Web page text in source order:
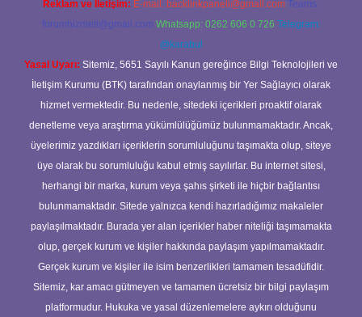
Reklam ve İletişim: E-mail: backlinkpaneli@gmail.com Teams:
forumhizmeti@gmail.com Whatsapp: 0262 606 0 726 Telegram:
@karabul
Yasal Uyarı: Sitemiz, 5651 Sayılı Kanun gereğince Bilgi Teknolojileri ve
İletişim Kurumu (BTK) tarafından onaylanmış bir Yer Sağlayıcı olarak
hizmet vermektedir. Bu nedenle, sitedeki içerikleri proaktif olarak
denetleme veya araştırma yükümlülüğümüz bulunmamaktadır. Ancak,
üyelerimiz yazdıkları içeriklerin sorumluluğunu taşımakta olup, siteye
üye olarak bu sorumluluğu kabul etmiş sayılırlar. Bu internet sitesi,
herhangi bir marka, kurum veya şahıs şirketi ile hiçbir bağlantısı
bulunmamaktadır. Sitede yalnızca kendi hazırladığımız makaleler
paylaşılmaktadır. Burada yer alan içerikler haber niteliği taşımamakta
olup, gerçek kurum ve kişiler hakkında paylaşım yapılmamaktadır.
Gerçek kurum ve kişiler ile isim benzerlikleri tamamen tesadüfidir.
Sitemiz, kar amacı gütmeyen ve tamamen ücretsiz bir bilgi paylaşım
platformudur. Hukuka ve yasal düzenlemelere aykırı olduğunu